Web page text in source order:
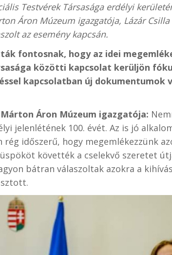
Testvérek Társasága erdélyi
Áron Múzeum igazgatója, Lázár
az esemény kapcsán.
fontosnak, hogy az idei
közötti kapcsolat kerüljön
kapcsolatban új dokumentumok
Márton Áron Múzeum igazgatója:
jelenlétének 100. évét. Az is jó
rég időszerű, hogy megemlékezzünk
követték a cselekvő szeretet
bátran válaszoltak azokra a